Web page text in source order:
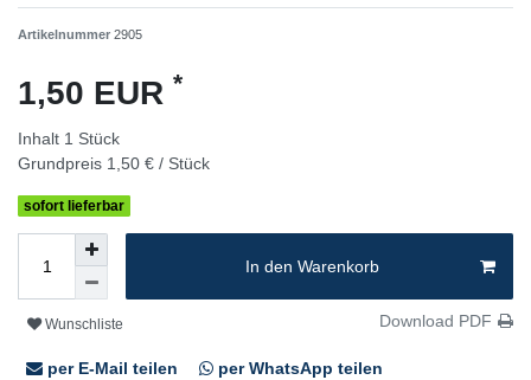
Artikelnummer 2905
1,50 EUR *
Inhalt 1 Stück
Grundpreis 1,50 € / Stück
sofort lieferbar
In den Warenkorb
Wunschliste Download PDF
per E-Mail teilen per WhatsApp teilen